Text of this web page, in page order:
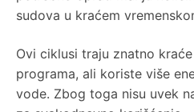
sudova u kraćem
Ovi ciklusi traju znatno
programa, ali koriste više
vode. Zbog toga nisu uvek